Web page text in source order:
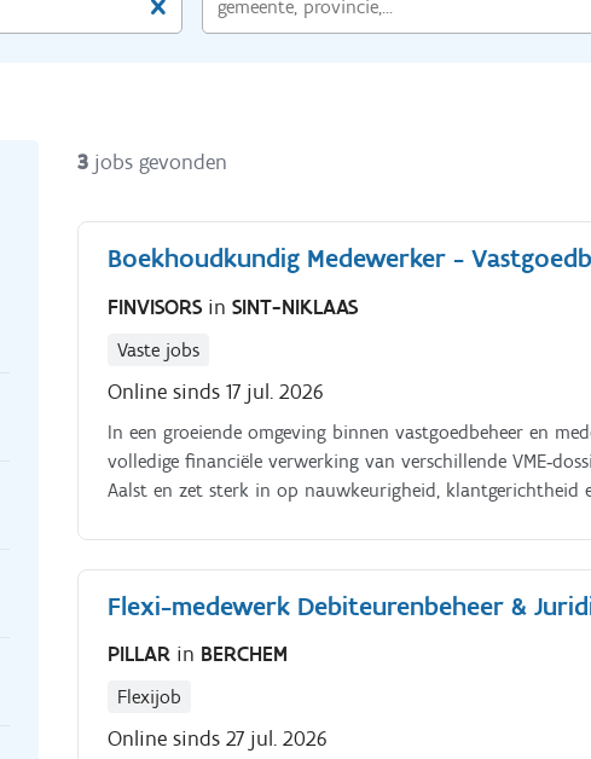
3 jobs gevonden
Boekhoudkundig Medewerker -
FINVISORS inSINT-NIKLAAS
Vaste jobs
Online sinds 17 jul. 2026
In een groeiende omgeving binnen vastgoedbeheer en
volledige financiële verwerking van verschillende
Aalst en zet sterk in op nauwkeurigheid, klantgerichtheid
mede‑eigenaars en opvolgen van betalingen Opvolgen
van afrekeningen voor mede‑eigenaars Aanspreekpunt
afrekeningen met de rekeningcommissaris Uitvoeren van
Flexi-medewerk Debiteurenbeheer &
PILLAR in BERCHEM
Flexijob
Online sinds 27 jul. 2026